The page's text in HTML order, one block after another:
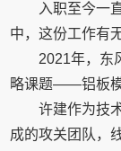
入职至今一
中，这份工作有
2021年，东
略课题——铝板模
许建作为技
成的攻关团队，